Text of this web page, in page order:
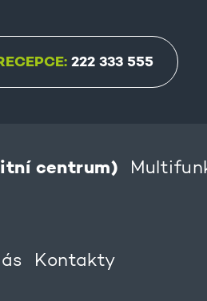
222 333 555
centrum)
Kontakty